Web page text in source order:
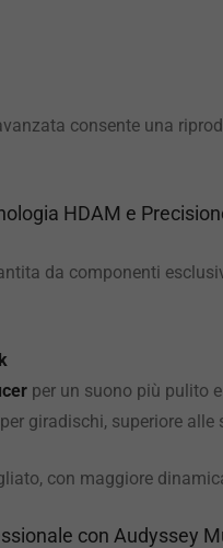
consente una
HDAM e
da componenti
per un suono più pulito
per giradischi, superiore
con maggiore
con Audyssey